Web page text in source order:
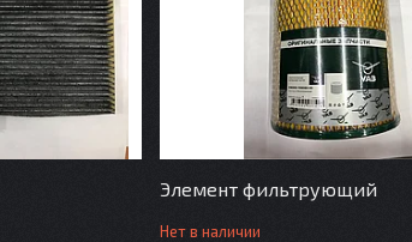
Элемент фильтрующий
Нет в наличии